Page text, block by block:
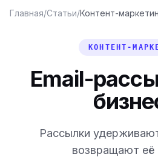
Главная/Статьи/Контент-
КОНТЕНТ-
Email-
Рассылки
возвращают её